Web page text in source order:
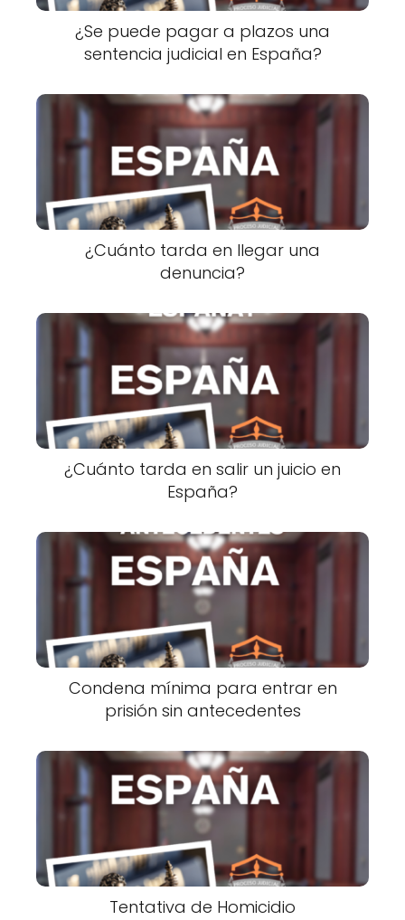
¿Se puede pagar a plazos una
sentencia judicial en España?
¿Cuánto tarda en llegar una
denuncia?
¿Cuánto tarda en salir un juicio en
España?
Condena mínima para entrar en
prisión sin antecedentes
Tentativa de Homicidio